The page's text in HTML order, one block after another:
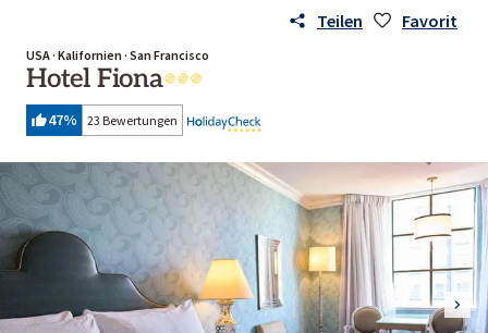
Teilen Favorit
USA · Kalifornien · San Francisco
Hotel Fiona
47% 23 Bewertungen